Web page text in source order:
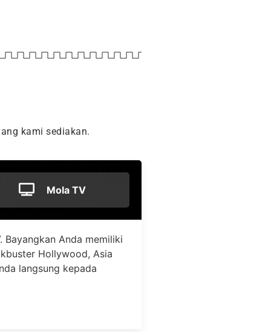
kami sediakan.
Mola TV
Bayangkan Anda memiliki
Hollywood, Asia
langsung kepada